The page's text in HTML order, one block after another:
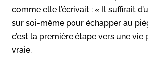
comme elle l’écrivait : « Il suffirait
sur soi-même pour échapper au
c’est la première étape vers une vie
vraie.